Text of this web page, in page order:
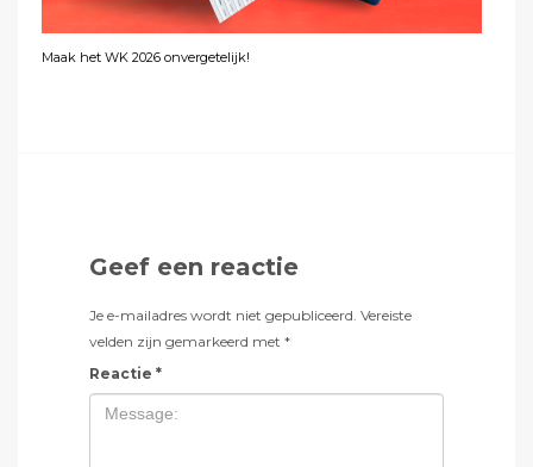
Maak het WK 2026 onvergetelijk!
Geef een reactie
Je e-mailadres wordt niet gepubliceerd. Vereiste
velden zijn gemarkeerd met *
Reactie *